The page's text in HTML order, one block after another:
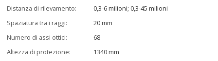
Distanza di rilevamento:
0,3-6 milioni; 0,3-45 milioni
Spaziatura tra i raggi:
20 mm
Numero di assi ottici:
68
Altezza di protezione:
1340 mm